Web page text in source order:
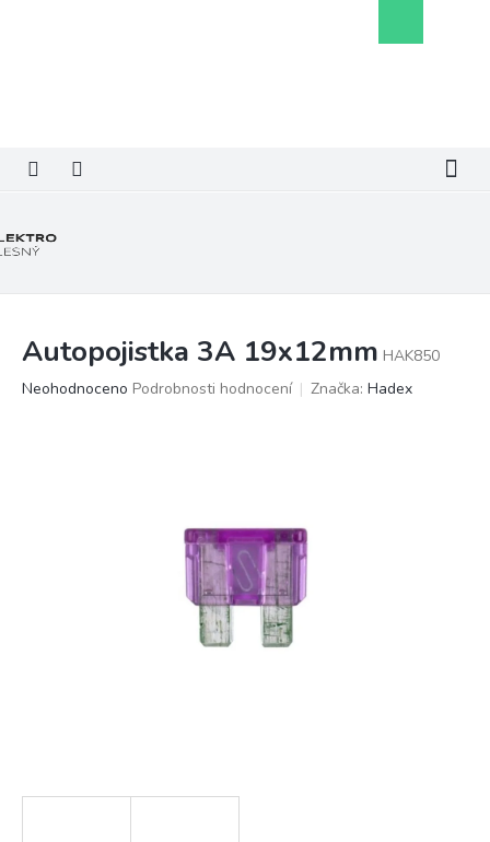
košík
Autopojistka 3A 19x12mm HAK850
Průměrné
Neohodnoceno Podrobnosti hodnocení Značka: Hadex